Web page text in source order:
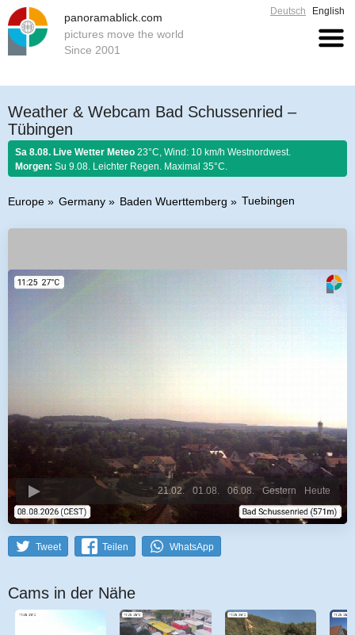
panoramablick.com
pictures move the world
Since 2001
Deutsch English
Weather & Webcam Bad Schussenried –
Tübingen
Sa 8.08. Live Wetter Meteo 23°C, Wind: 10 km/h Westnordwest.
Morgen: Su 9.08. Leichter Regen. Maximal 35°C.
Europe Germany Baden Wuerttemberg Tuebingen
Heute
Gestern
06.08.
01.08.
21.02.
Tweet Teilen WhatsApp
Cams in der Nähe